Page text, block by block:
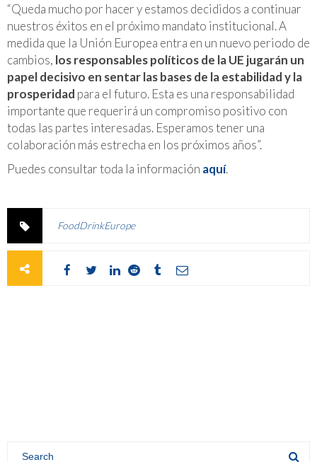
“Queda mucho por hacer y estamos decididos a continuar
nuestros éxitos en el próximo mandato institucional. A
medida que la Unión Europea entra en un nuevo periodo de
cambios, los responsables políticos de la UE jugarán un
papel decisivo en sentar las bases de la estabilidad y la
prosperidad para el futuro. Esta es una responsabilidad
importante que requerirá un compromiso positivo con
todas las partes interesadas. Esperamos tener una
colaboración más estrecha en los próximos años”.
Puedes consultar toda la información aquí.
FoodDrinkEurope